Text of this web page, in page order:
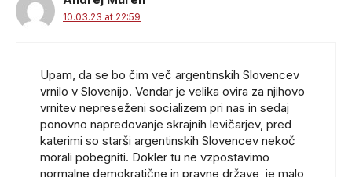
10.03.23 at 22:59
Upam, da se bo čim več argentinskih Slovencev
vrnilo v Slovenijo. Vendar je velika ovira za njihovo
vrnitev nepreseženi socializem pri nas in sedaj
ponovno napredovanje skrajnih levičarjev, pred
katerimi so starši argentinskih Slovencev nekoč
morali pobegniti. Dokler tu ne vzpostavimo
normalne demokratične in pravne države, je malo